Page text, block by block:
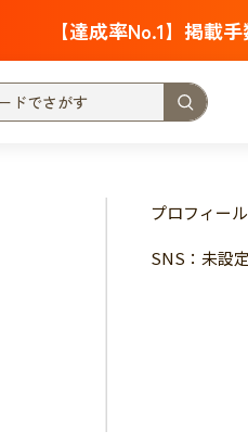
【達成率No.1】掲載
支援金額が多い 支援
子ども・教育
新潟
プロフィー
SNS：未設定